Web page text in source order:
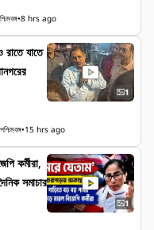
•8 hrs ago
রাতে যাতে
1
•15 hrs ago
কর্মীরা,
সমাচার
1